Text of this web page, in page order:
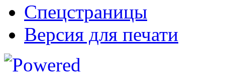
Спецстраницы
Версия для печати